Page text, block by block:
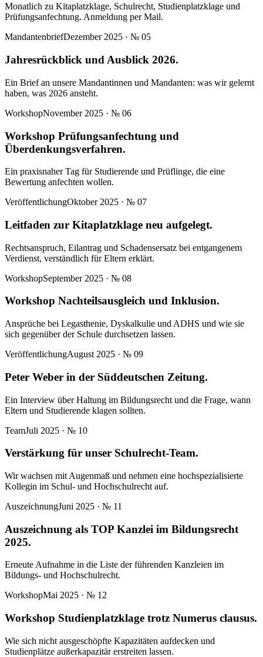
Monatlich zu Kitaplatzklage, Schulrecht, Studienplatzklage und
Prüfungsanfechtung. Anmeldung per Mail.
MandantenbriefDezember 2025 · № 05
Jahresrückblick und Ausblick 2026.
Ein Brief an unsere Mandantinnen und Mandanten: was wir gelernt
haben, was 2026 ansteht.
WorkshopNovember 2025 · № 06
Workshop Prüfungsanfechtung und
Überdenkungsverfahren.
Ein praxisnaher Tag für Studierende und Prüflinge, die eine
Bewertung anfechten wollen.
VeröffentlichungOktober 2025 · № 07
Leitfaden zur Kitaplatzklage neu aufgelegt.
Rechtsanspruch, Eilantrag und Schadensersatz bei entgangenem
Verdienst, verständlich für Eltern erklärt.
WorkshopSeptember 2025 · № 08
Workshop Nachteilsausgleich und Inklusion.
Ansprüche bei Legasthenie, Dyskalkulie und ADHS und wie sie
sich gegenüber der Schule durchsetzen lassen.
VeröffentlichungAugust 2025 · № 09
Peter Weber in der Süddeutschen Zeitung.
Ein Interview über Haltung im Bildungsrecht und die Frage, wann
Eltern und Studierende klagen sollten.
TeamJuli 2025 · № 10
Verstärkung für unser Schulrecht-Team.
Wir wachsen mit Augenmaß und nehmen eine hochspezialisierte
Kollegin im Schul- und Hochschulrecht auf.
AuszeichnungJuni 2025 · № 11
Auszeichnung als TOP Kanzlei im Bildungsrecht
2025.
Erneute Aufnahme in die Liste der führenden Kanzleien im
Bildungs- und Hochschulrecht.
WorkshopMai 2025 · № 12
Workshop Studienplatzklage trotz Numerus clausus.
Wie sich nicht ausgeschöpfte Kapazitäten aufdecken und
Studienplätze außerkapazitär erstreiten lassen.